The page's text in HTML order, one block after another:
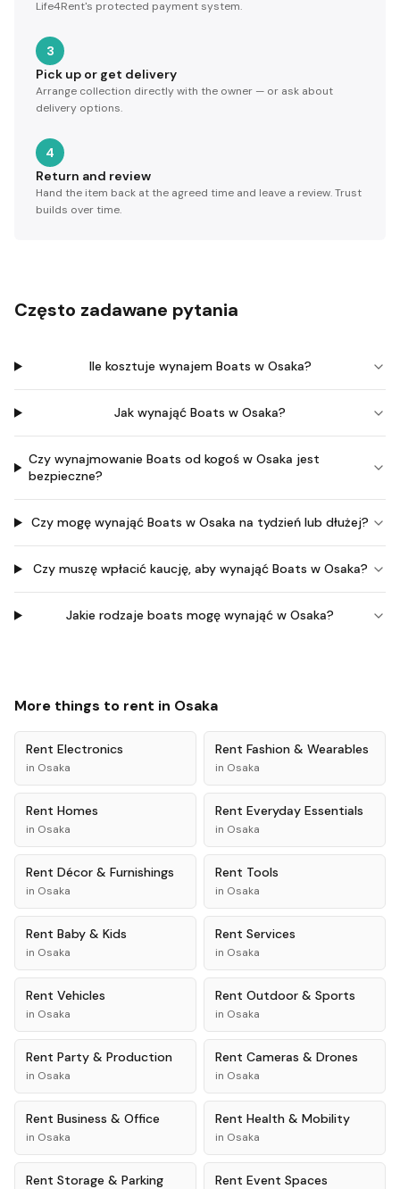
Life4Rent's protected payment system.
3
Pick up or get delivery
Arrange collection directly with the owner — or ask about
delivery options.
4
Return and review
Hand the item back at the agreed time and leave a review. Trust
builds over time.
Często zadawane pytania
Ile kosztuje wynajem Boats w Osaka?
Jak wynająć Boats w Osaka?
Czy wynajmowanie Boats od kogoś w Osaka jest
bezpieczne?
Czy mogę wynająć Boats w Osaka na tydzień lub dłużej?
Czy muszę wpłacić kaucję, aby wynająć Boats w Osaka?
Jakie rodzaje boats mogę wynająć w Osaka?
More things to rent in Osaka
Rent Electronics
in Osaka
Rent Fashion & Wearables
in Osaka
Rent Homes
in Osaka
Rent Everyday Essentials
in Osaka
Rent Décor & Furnishings
in Osaka
Rent Tools
in Osaka
Rent Baby & Kids
in Osaka
Rent Services
in Osaka
Rent Vehicles
in Osaka
Rent Outdoor & Sports
in Osaka
Rent Party & Production
in Osaka
Rent Cameras & Drones
in Osaka
Rent Business & Office
in Osaka
Rent Health & Mobility
in Osaka
Rent Storage & Parking Rent Event Spaces